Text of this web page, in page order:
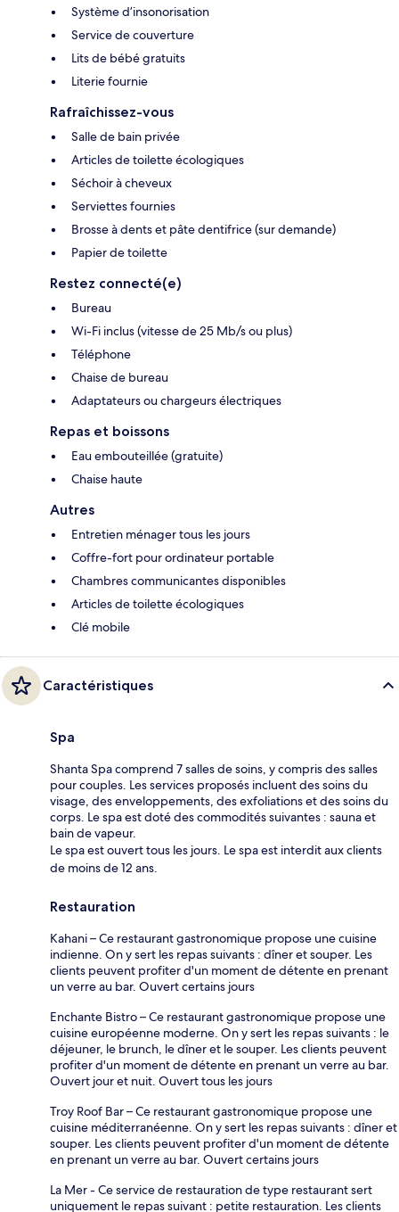
Système d’insonorisation
Service de couverture
Lits de bébé gratuits
Literie fournie
Rafraîchissez-vous
Salle de bain privée
Articles de toilette écologiques
Séchoir à cheveux
Serviettes fournies
Brosse à dents et pâte dentifrice (sur demande)
Papier de toilette
Restez connecté(e)
Bureau
Wi-Fi inclus (vitesse de 25 Mb/s ou plus)
Téléphone
Chaise de bureau
Adaptateurs ou chargeurs électriques
Repas et boissons
Eau embouteillée (gratuite)
Chaise haute
Autres
Entretien ménager tous les jours
Coffre-fort pour ordinateur portable
Chambres communicantes disponibles
Articles de toilette écologiques
Clé mobile
Caractéristiques
Spa
Shanta Spa comprend 7 salles de soins, y compris des salles
pour couples. Les services proposés incluent des soins du
visage, des enveloppements, des exfoliations et des soins du
corps. Le spa est doté des commodités suivantes : sauna et
bain de vapeur.
Le spa est ouvert tous les jours. Le spa est interdit aux clients
de moins de 12 ans.
Restauration
Kahani – Ce restaurant gastronomique propose une cuisine
indienne. On y sert les repas suivants : dîner et souper. Les
clients peuvent profiter d'un moment de détente en prenant
un verre au bar. Ouvert certains jours
Enchante Bistro – Ce restaurant gastronomique propose une
cuisine européenne moderne. On y sert les repas suivants : le
déjeuner, le brunch, le dîner et le souper. Les clients peuvent
profiter d'un moment de détente en prenant un verre au bar.
Ouvert jour et nuit. Ouvert tous les jours
Troy Roof Bar – Ce restaurant gastronomique propose une
cuisine méditerranéenne. On y sert les repas suivants : dîner et
souper. Les clients peuvent profiter d'un moment de détente
en prenant un verre au bar. Ouvert certains jours
La Mer - Ce service de restauration de type restaurant sert
uniquement le repas suivant : petite restauration. Les clients